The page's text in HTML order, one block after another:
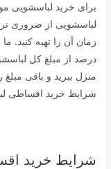
برای خرید لباسشویی
لباسشویی از ضروری
درصد از مبلغ کل
منزل ببرید و باقی مبلغ
شرایط خرید اقساطی
شرایط خرید